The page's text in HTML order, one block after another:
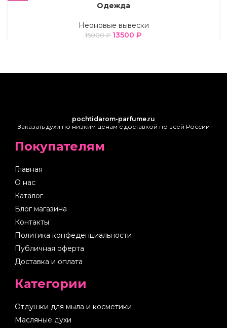
Одежда
Неоновые вывески
15000₽ 13500 ₽
pochtidarom-parfume.ru
Заказать духи по низким ценам с доставкой по всей России
Покупателям
Главная
О нас
Каталог
Блог магазина
Контакты
Политика конфеденциальности
Публичная оферта
Доставка и оплата
Категории
Отдушки для мыла и косметики
Масляные духи